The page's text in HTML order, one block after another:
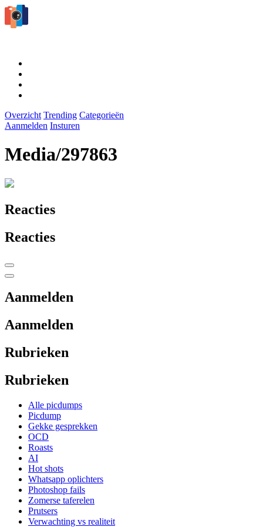
Overzicht Trending Categorieën
Aanmelden Insturen
Media/297863
Reacties
Reacties
Aanmelden
Aanmelden
Rubrieken
Rubrieken
Alle picdumps
Picdump
Gekke gesprekken
OCD
Roasts
AI
Hot shots
Whatsapp oplichters
Photoshop fails
Zomerse taferelen
Prutsers
Verwachting vs realiteit